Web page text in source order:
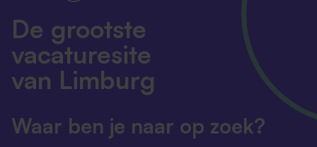
De grootste
vacaturesite
van Limburg
Waar ben je naar op zoek?